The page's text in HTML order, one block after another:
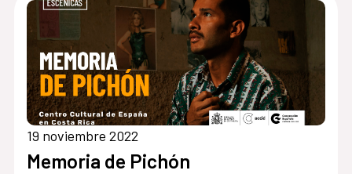
19 noviembre 2022
Memoria de Pichón